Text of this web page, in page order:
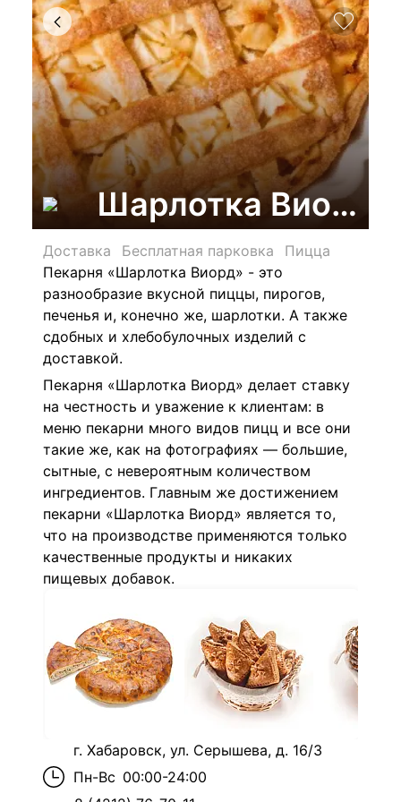
Шарлотка Виорд,
Доставка Бесплатная парковка
Пицца
Пекарня «Шарлотка Виорд» - это
разнообразие вкусной пиццы, пирогов,
печенья и, конечно же, шарлотки. А также
сдобных и хлебобулочных изделий с
доставкой.
Пекарня «Шарлотка Виорд» делает ставку
на честность и уважение к клиентам: в
меню пекарни много видов пицц и все они
такие же, как на фотографиях — большие,
сытные, с невероятным количеством
ингредиентов. Главным же достижением
пекарни «Шарлотка Виорд» является то,
что на производстве применяются только
качественные продукты и никаких
пищевых добавок.
г. Хабаровск, ул. Серышева, д. 16/3
Пн-Вс 00:00-24:00